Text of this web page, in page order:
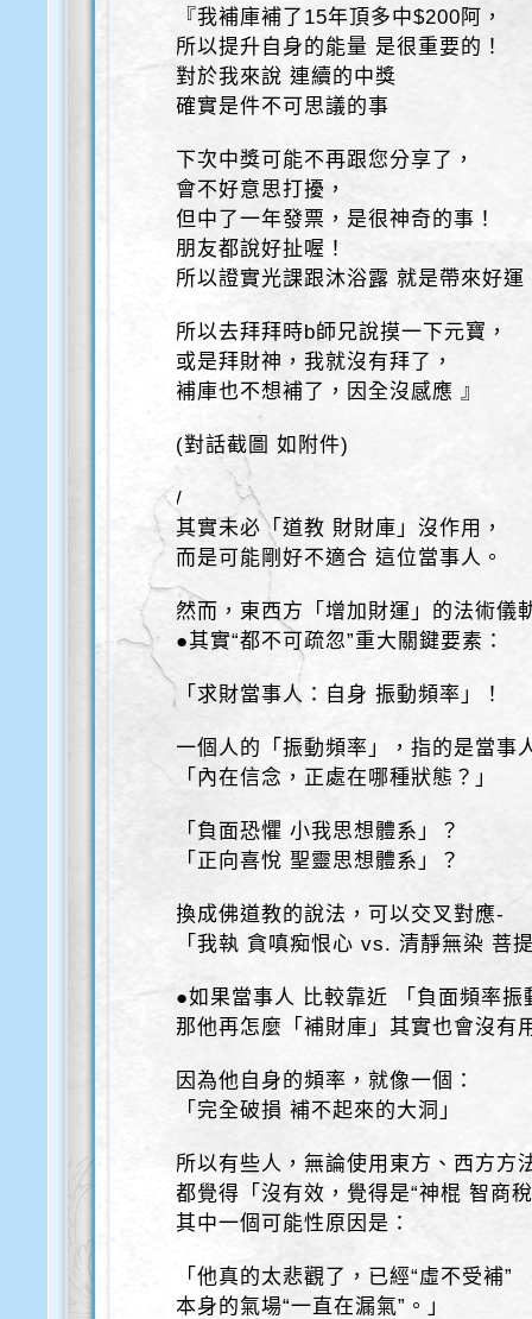
『我補庫補了15年頂多中$200阿，
所以提升自身的能量 是很重要的！
對於我來說 連續的中獎
確實是件不可思議的事
下次中獎可能不再跟您分享了，
會不好意思打擾，
但中了一年發票，是很神奇的事！
朋友都說好扯喔！
所以證實光課跟沐浴露 就是帶來好運
所以去拜拜時b師兄說摸一下元寶，
或是拜財神，我就沒有拜了，
補庫也不想補了，因全沒感應 』
(對話截圖 如附件)
/
其實未必「道教 財財庫」沒作用，
而是可能剛好不適合 這位當事人。
然而，東西方「增加財運」的法術儀
●其實“都不可疏忽”重大關鍵要素：
「求財當事人：自身 振動頻率」！
一個人的「振動頻率」，指的是當事
「內在信念，正處在哪種狀態？」
「負面恐懼 小我思想體系」？
「正向喜悅 聖靈思想體系」？
換成佛道教的說法，可以交叉對應-
「我執 貪嗔痴恨心 vs. 清靜無染 菩
●如果當事人 比較靠近 「負面頻率振
那他再怎麼「補財庫」其實也會沒有
因為他自身的頻率，就像一個：
「完全破損 補不起來的大洞」
所以有些人，無論使用東方、西方方
都覺得「沒有效，覺得是“神棍 智商
其中一個可能性原因是：
「他真的太悲觀了，已經“虛不受補”
本身的氣場“一直在漏氣”。」